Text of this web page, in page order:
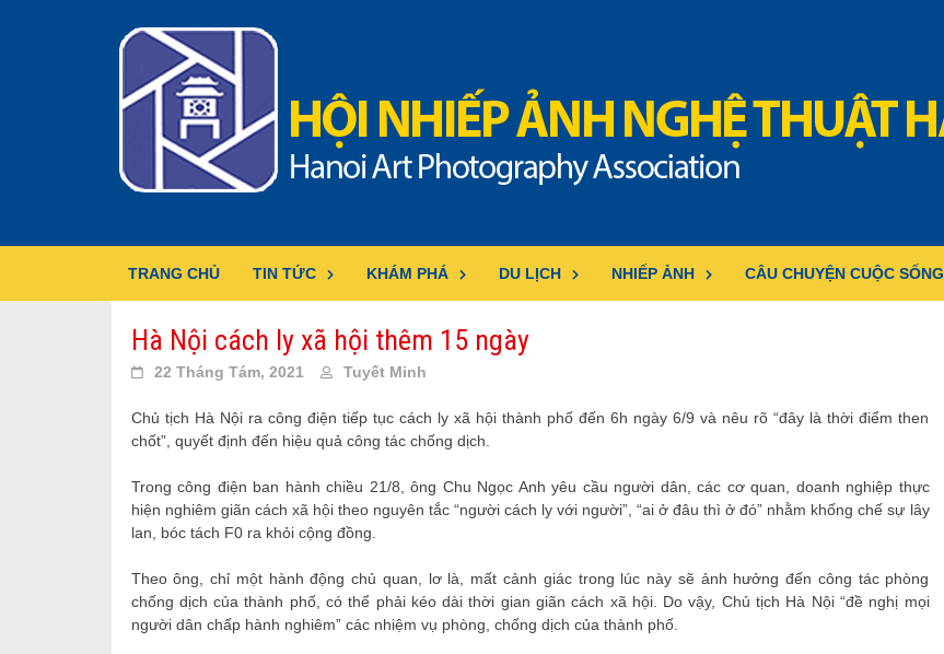
TRANG CHỦ TIN TỨC KHÁM PHÁ DU LỊCH NHIẾP ẢNH CÂU CHUYỆN CUỘC SỐNG
Hà Nội cách ly xã hội thêm 15 ngày
22 Tháng Tám, 2021 Tuyết Minh
Chủ tịch Hà Nội ra công điện tiếp tục cách ly xã hội thành phố đến 6h ngày 6/9 và nêu rõ “đây là thời điểm then
chốt”, quyết định đến hiệu quả công tác chống dịch.
Trong công điện ban hành chiều 21/8, ông Chu Ngọc Anh yêu cầu người dân, các cơ quan, doanh nghiệp thực
hiện nghiêm giãn cách xã hội theo nguyên tắc “người cách ly với người”, “ai ở đâu thì ở đó” nhằm khống chế sự lây
lan, bóc tách F0 ra khỏi cộng đồng.
Theo ông, chỉ một hành động chủ quan, lơ là, mất cảnh giác trong lúc này sẽ ảnh hưởng đến công tác phòng
chống dịch của thành phố, có thể phải kéo dài thời gian giãn cách xã hội. Do vậy, Chủ tịch Hà Nội “đề nghị mọi
người dân chấp hành nghiêm” các nhiệm vụ phòng, chống dịch của thành phố.